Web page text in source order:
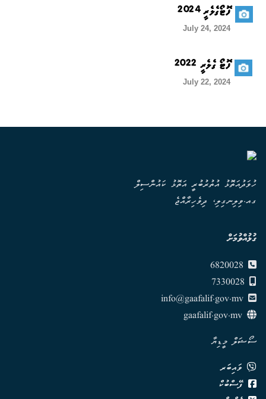
ފޮޓޯގެލެރީ 2024
July 24, 2024
ފޮޓޯ ގެލެރީ 2022
July 22, 2024
ހުވަދުއަތޮޅު އުތުރުބުރީ އަތޮޅު ކައުންސިލް
ގއ.ވިލިނގިލި، ދިވެހިރާއްޖެ
ގުޅުއްވުމަށް
info@gaafalif.gov.mv
ސޯޝަލް މީޑިޔާ
ވައިބަރ
ފޭސްބުކް